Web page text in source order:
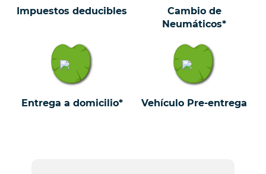
Impuestos deducibles
Cambio de
Neumáticos*
Entrega a domicilio* Vehículo Pre-entrega